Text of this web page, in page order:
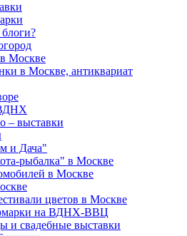
Москве
в Москве, антиквариат
– выставки
и Дача"
рыбалка" в Москве
в Москве
цветов в Москве
на ВДНХ-ВВЦ
и свадебные выставки